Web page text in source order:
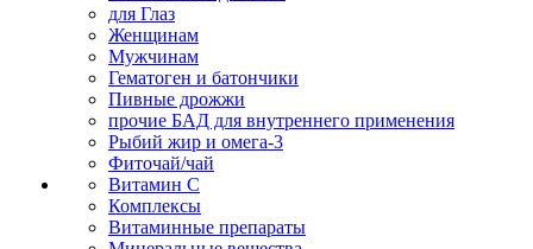
для Глаз
Женщинам
Мужчинам
Гематоген и батончики
Пивные дрожжи
прочие БАД для внутреннего применения
Рыбий жир и омега-3
Фиточай/чай
Витамин С
Комплексы
Витаминные препараты